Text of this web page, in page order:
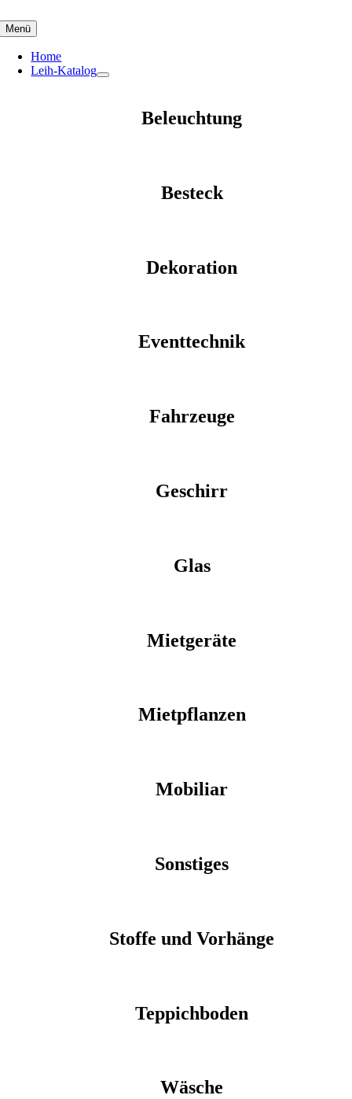
to
content
Menü
Home
Leih-Katalog
Beleuchtung
Besteck
Dekoration
Eventtechnik
Fahrzeuge
Geschirr
Glas
Mietgeräte
Mietpflanzen
Mobiliar
Sonstiges
Stoffe und Vorhänge
Teppichboden
Wäsche